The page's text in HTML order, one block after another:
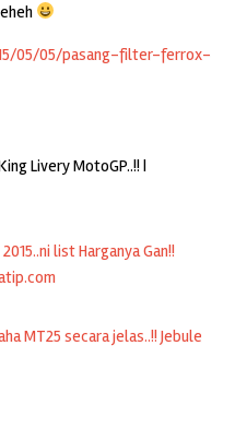
05/05/pasang-filter-ferrox-
Livery MotoGP..!! |
list Harganya Gan!!
MT25 secara jelas..!! Jebule